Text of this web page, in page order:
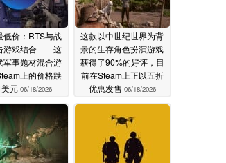
低价：RTS与战
游戏结合——这
军事题材混合游
上的价格跌
元 06/18/2026
这款以中世纪世界为背
景的生存角色扮演游戏
获得了90%的好评，目
前在Steam上正以五折
优惠发售 06/18/2026